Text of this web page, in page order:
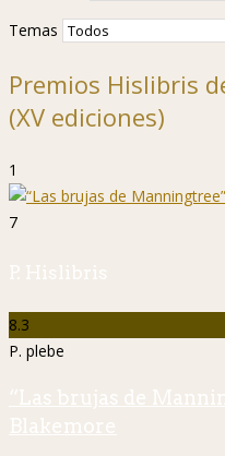
Temas
Premios Hislibris
(XV ediciones)
1
7
P. Hislibris
8.3
P. plebe
“Las brujas de
Blakemore